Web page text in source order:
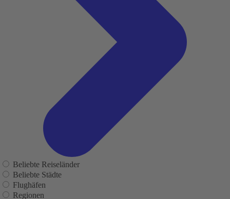
Beliebte Reiseländer
Beliebte Städte
Flughäfen
Regionen